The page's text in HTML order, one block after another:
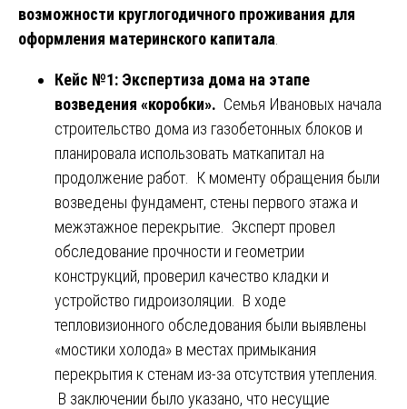
возможности круглогодичного проживания для
оформления материнского капитала
Кейс №1: Экспертиза дома на этапе
возведения «коробки». Семья Ивановых начала
строительство дома из газобетонных блоков и
планировала использовать маткапитал на
продолжение работ. К моменту обращения были
возведены фундамент, стены первого этажа и
межэтажное перекрытие. Эксперт провел
обследование прочности и геометрии
конструкций, проверил качество кладки и
устройство гидроизоляции. В ходе
тепловизионного обследования были выявлены
«мостики холода» в местах примыкания
перекрытия к стенам из-за отсутствия утепления.
В заключении было указано, что несущие